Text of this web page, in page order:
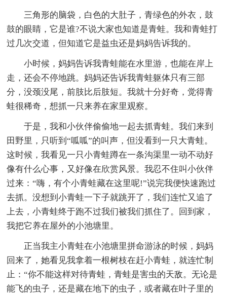
三角形的脑袋，白色的大肚子，青绿色的外衣，鼓
鼓的眼睛，它是谁?不说大家也知道是青蛙。我和青蛙打
过几次交道，但知道它是益虫还是妈妈告诉我的。
小时候，妈妈告诉我青蛙能在水里游，也能在岸上
走，还会不停地跳。妈妈还告诉我青蛙躯体只有三部
分，没颈没尾，前肢比后肢短。我就十分好奇，觉得青
蛙很稀奇，想抓一只来养在家里观察。
于是，我和小伙伴偷偷地一起去抓青蛙。我们来到
田野里，只听到“呱呱”的叫声，但没看到一只大青蛙。
这时候，我看见一只小青蛙蹲在一条沟渠里一动不动好
像有什么心事，又好像在欣赏风景。我忍不住叫小伙伴
过来：“嗨，有个小青蛙藏在这里呢!”说完我便快速跑过
去抓。没想到小青蛙一下子就跳开了，我们连忙又追了
上去，小青蛙终于跑不过我们被我们抓住了。回到家，
我把它养在屋外的小池塘里。
正当我主小青蛙在小池塘里拼命游泳的时候，妈妈
回来了，她看见我拿着一根树枝在赶小青蛙，就连忙制
止：“你不能这样对待青蛙，青蛙是害虫的天敌。无论是
能飞的虫子，还是藏在地下的虫子，或者藏在叶子里的